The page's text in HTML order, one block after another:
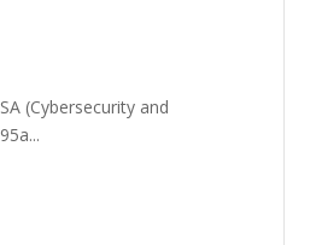
(Cybersecurity and